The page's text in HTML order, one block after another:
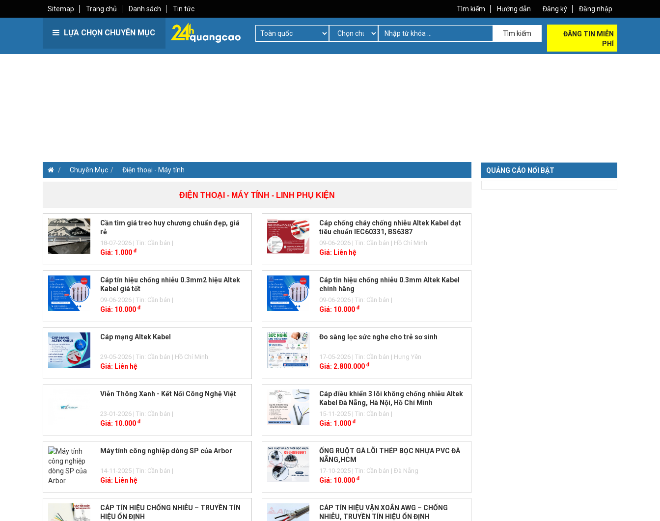
Sitemap Trang chủ Danh sách Tin tức Tìm kiếm Hướng dẫn Đăng ký Đăng nhập
LỰA CHỌN CHUYÊN MỤC Tìm kiếm
ĐĂNG TIN MIỄN
PHÍ
Chuyên Mục Điện thoại - Máy tính
ĐIỆN THOẠI - MÁY TÍNH - LINH PHỤ KIỆN
Cần tìm giá treo huy chương chuẩn đẹp, giá
rẻ
18-07-2026 | Tin: Cần bán |
Giá: 1.000đ
Cáp chống cháy chống nhiễu Altek Kabel đạt
tiêu chuẩn IEC60331, BS6387
09-06-2026 | Tin: Cần bán | Hồ Chí Minh
Giá: Liên hệ
Cáp tín hiệu chống nhiễu 0.3mm2 hiệu Altek
Kabel giá tốt
09-06-2026 | Tin: Cần bán |
Giá: 10.000đ
Cáp tin hiệu chống nhiễu 0.3mm Altek Kabel
chính hãng
09-06-2026 | Tin: Cần bán |
Giá: 10.000đ
Cáp mạng Altek Kabel
29-05-2026 | Tin: Cần bán | Hồ Chí Minh
Giá: Liên hệ
Đo sàng lọc sức nghe cho trẻ sơ sinh
17-05-2026 | Tin: Cần bán | Hưng Yên
Giá: 2.800.000đ
Viễn Thông Xanh - Kết Nối Công Nghệ Việt
23-01-2026 | Tin: Cần bán |
Giá: 10.000đ
Cáp điều khiển 3 lõi không chống nhiễu Altek
Kabel Đà Nẵng, Hà Nội, Hồ Chí Minh
15-11-2025 | Tin: Cần bán |
Giá: 1.000đ
Máy tính công nghiệp dòng SP của Arbor
14-11-2025 | Tin: Cần bán |
Giá: Liên hệ
ỐNG RUỘT GÀ LÕI THÉP BỌC NHỰA PVC ĐÀ
NẴNG,HCM
17-10-2025 | Tin: Cần bán | Đà Nẵng
Giá: 10.000đ
CÁP TÍN HIỆU CHỐNG NHIỄU – TRUYỀN TÍN
HIỆU ỔN ĐỊNH
CÁP TÍN HIỆU VẶN XOẮN AWG – CHỐNG
NHIỄU, TRUYỀN TÍN HIỆU ỔN ĐỊNH
QUẢNG CÁO NỔI BẬT